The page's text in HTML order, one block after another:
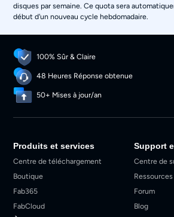
disques par semaine. Ce quota sera
début d'un nouveau cycle hebdomadaire.
100% Sûr & Claire
48 Heures Réponse obtenue
50+ Mises à jour/an
Produits et services
Centre de téléchargement
Boutique
Fab365
FabCloud
Support
Centre de
Ressources
Forum
Blog